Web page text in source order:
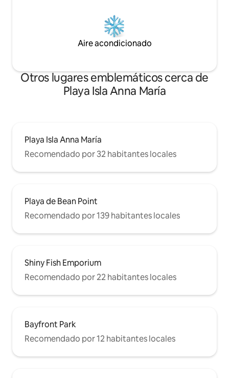
Aire acondicionado
Otros lugares emblemáticos cerca de
Playa Isla Anna María
Playa Isla Anna María
Recomendado por 32 habitantes locales
Playa de Bean Point
Recomendado por 139 habitantes locales
Shiny Fish Emporium
Recomendado por 22 habitantes locales
Bayfront Park
Recomendado por 12 habitantes locales